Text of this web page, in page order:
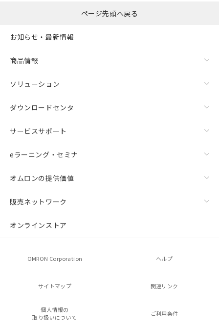
ページ先頭へ戻る
お知らせ・最新情報
商品情報
ソリューション
ダウンロードセンタ
サービスサポート
eラーニング・セミナ
オムロンの提供価値
販売ネットワーク
オンラインストア
OMRON Corporation ヘルプ
サイトマップ 関連リンク
個人情報の
取り扱いについて
ご利用条件